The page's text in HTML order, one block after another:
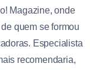
Magazine, onde
quem se formou
Especialista
recomendaria,